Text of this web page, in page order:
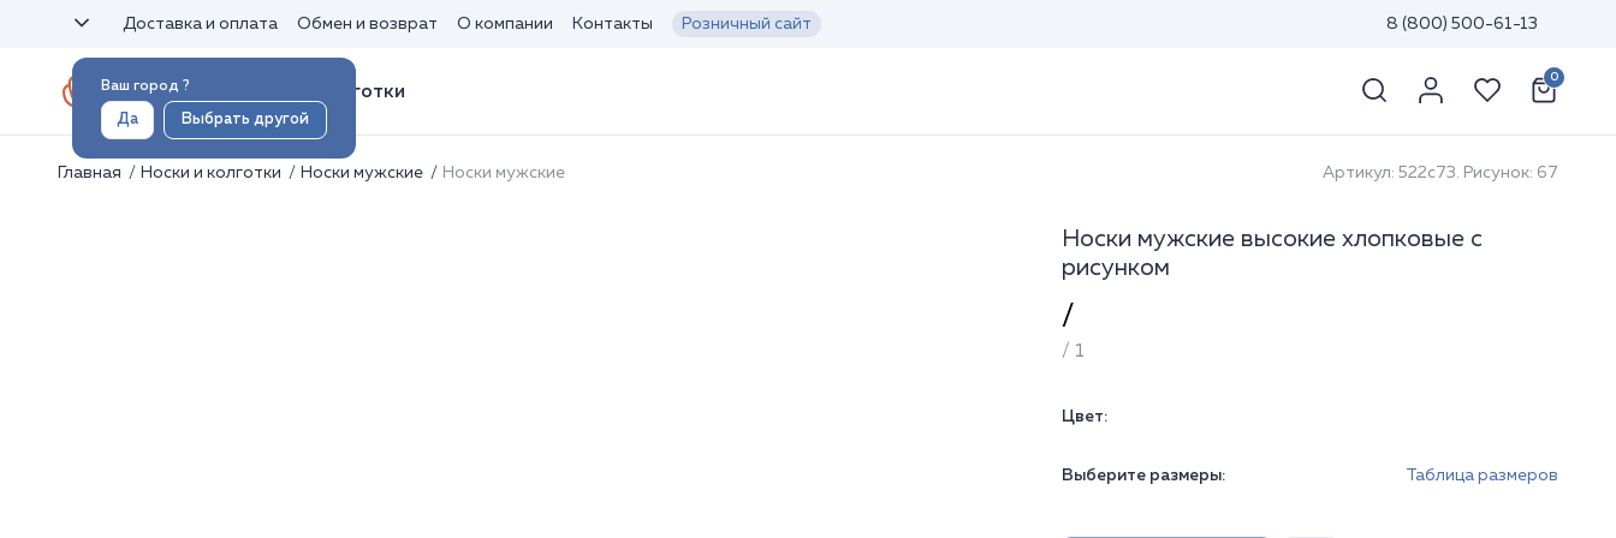
Ваш город ?
Да Выбрать другой
Доставка и оплата Обмен и возврат О компании Контакты Розничный сайт 8 (800) 500-61-13
Носки и колготки
0
Главная Носки и колготки Носки мужские Носки мужские Артикул: 522с73. Рисунок: 67
Носки мужские высокие хлопковые с
рисунком
/
/ 1
Цвет:
Выберите размеры: Таблица размеров